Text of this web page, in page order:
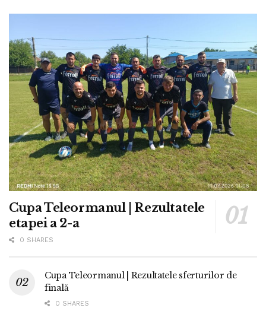
Cupa Teleormanul | Rezultatele
etapei a 2-a
0 SHARES
Cupa Teleormanul | Rezultatele sferturilor de
finală
0 SHARES